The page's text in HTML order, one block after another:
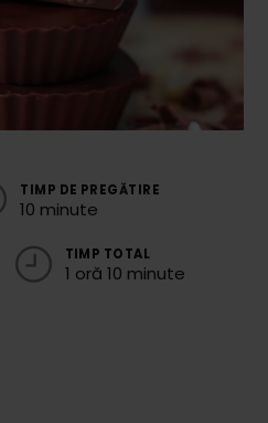
TIMP DE PREGĂTIRE
10 minute
TIMP TOTAL
1 oră 10 minute